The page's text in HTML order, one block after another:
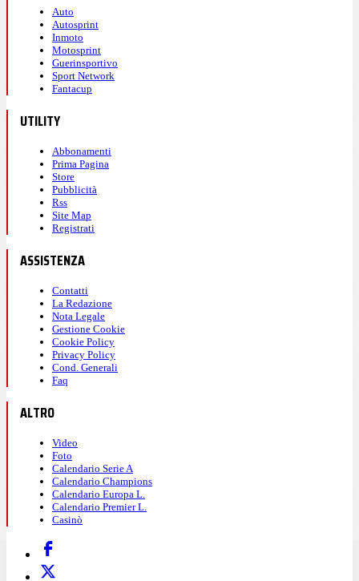
Auto
Autosprint
Inmoto
Motosprint
Guerinsportivo
Sport Network
Fantacup
UTILITY
Abbonamenti
Prima Pagina
Store
Pubblicità
Rss
Site Map
Registrati
ASSISTENZA
Contatti
La Redazione
Nota Legale
Gestione Cookie
Cookie Policy
Privacy Policy
Cond. Generali
Faq
ALTRO
Video
Foto
Calendario Serie A
Calendario Champions
Calendario Europa L.
Calendario Premier L.
Casinò